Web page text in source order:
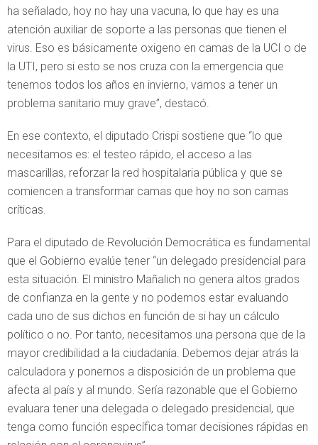
ha señalado, hoy no hay una vacuna, lo que hay es una
atención auxiliar de soporte a las personas que tienen el
virus. Eso es básicamente oxigeno en camas de la UCI o de
la UTI, pero si esto se nos cruza con la emergencia que
tenemos todos los años en invierno, vamos a tener un
problema sanitario muy grave”, destacó.
En ese contexto, el diputado Crispi sostiene que “lo que
necesitamos es: el testeo rápido, el acceso a las
mascarillas, reforzar la red hospitalaria pública y que se
comiencen a transformar camas que hoy no son camas
críticas.
Para el diputado de Revolución Democrática es fundamental
que el Gobierno evalúe tener “un delegado presidencial para
esta situación. El ministro Mañalich no genera altos grados
de confianza en la gente y no podemos estar evaluando
cada uno de sus dichos en función de si hay un cálculo
político o no. Por tanto, necesitamos una persona que de la
mayor credibilidad a la ciudadanía. Debemos dejar atrás la
calculadora y ponernos a disposición de un problema que
afecta al país y al mundo. Sería razonable que el Gobierno
evaluara tener una delegada o delegado presidencial, que
tenga como función específica tomar decisiones rápidas en